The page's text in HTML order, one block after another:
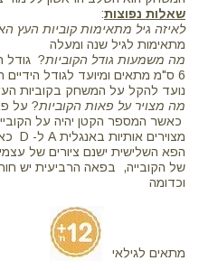
שאלות נפוצות:
לאיזה גיל מתאימות קוביות העץ
מתאימות לגיל שנה ומעלה
מה משמעות גודל הקוביות
6 ס"מ מתאים ומיועד לגודל
נועד להקל על המשחק בקוביות
מה מצויר על פאות הקוביות
כאשר המספר הקטן יהיה על
הפא השלישית ישנם ציורים של
של הקובייה, בפאה הרביעית יש
וכדומה
מתאים לגילאי